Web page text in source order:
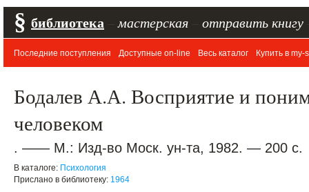
§ библиотека мастерская отправить книгу
Последние поступления Доступные on-line Весь каталог Купить в my-
Бодалев А.А. Восприятие и
человеком
. —— М.: Изд-во Моск. ун-та, 1982. — 200 с.
В каталоге: Психология
Прислано в библиотеку: 1964